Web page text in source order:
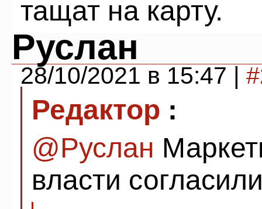
тащат на карту.
Руслан
28/10/2021 в 15:47 |
Редактор :
@Руслан
власти